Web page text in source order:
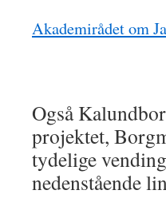
Akademirådet om
Også
projektet,
tydelige
nedenstående